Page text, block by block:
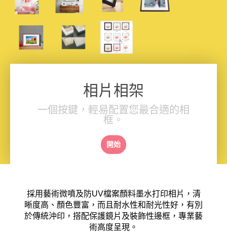
相片相架
一個按鍵，輕易配置您最合適的相
框。
開始
採用藝術微噴及防UV檔案顏料墨水打印相片，清
晰度高、顏色豐富，而且耐水性和耐光性好，有別
於傳統沖印，搭配保護鏡片及裝飾性邊框，專業藝
術高度呈現。